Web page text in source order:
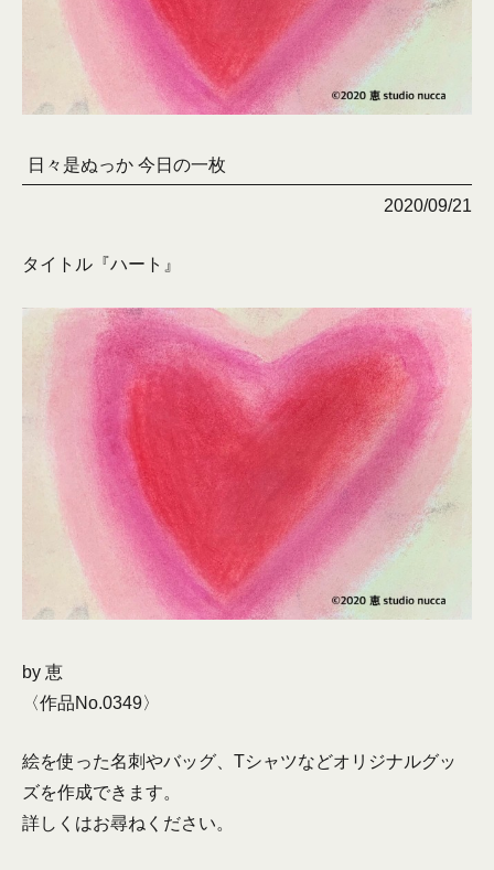
日々是ぬっか 今日の一枚
2020/09/21
タイトル『ハート』
by 恵
〈作品No.0349〉
絵を使った名刺やバッグ、Tシャツなどオリジナルグッ
ズを作成できます。
詳しくはお尋ねください。